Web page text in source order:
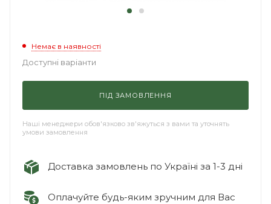
Немає в наявності
Доступні варіанти
ПІД ЗАМОВЛЕННЯ
Наші менеджери обов'язково зв'яжуться з вами та уточнять
умови замовлення
Доставка замовлень по Україні за 1-3 дні
Оплачуйте будь-яким зручним для Вас